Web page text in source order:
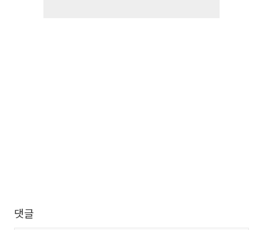
댓글